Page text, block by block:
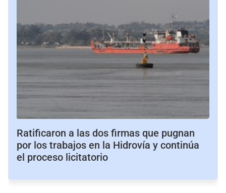
Ratificaron a las dos firmas que pugnan
por los trabajos en la Hidrovía y continúa
el proceso licitatorio